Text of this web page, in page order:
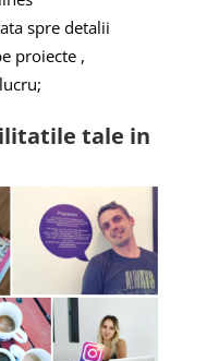
spre detalii
proiecte ,
tale in